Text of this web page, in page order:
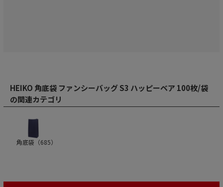
HEIKO 角底袋 ファンシーバッグ S3 ハッピーベア 100枚/袋
の関連カテゴリ
角底袋（685）